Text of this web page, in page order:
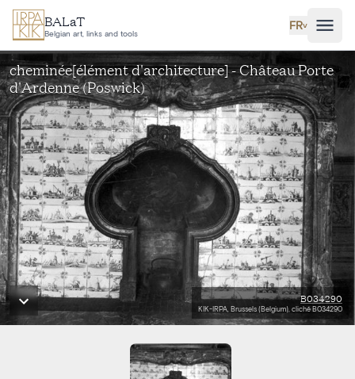
Aller au contenu principal
BALaT
Belgian art, links and tools
FR˅
cheminée[élément d'architecture] - Château Porte
d'Ardenne (Poswick)
B034290
KIK-IRPA, Brussels (Belgium), cliché B034290